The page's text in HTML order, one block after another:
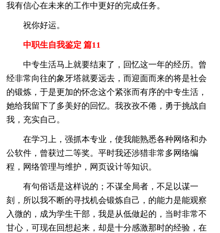
我有信心在未来的工作中更好的完成任务。
祝你好运。
中职生自我鉴定 篇11
中专生活马上就要结束了，回忆这一年的经历。曾
经非常向往的象牙塔就要远去，而迎面而来的将是社会
的锻炼，于是更加的怀念这个紧张而有序的中专生活，
她给我留下了多美好的回忆。我孜孜不倦，勇于挑战自
我，充实自己。
在学习上，强抓本专业，使我能熟悉各种网络和办
公软件，曾获过二等奖。平时我还涉猎非常多网络编
程，网络管理与维护，网页设计等知识。
有句俗话是这样说的；不谋全局者，不足以谋一
刻，所以我不断的寻找机会锻炼自己，的能力是能观察
入微的，成为学生干部，我是从低做起的，当时非常不
甘心，可现在回想起来，却是十分感激那时的经验，在